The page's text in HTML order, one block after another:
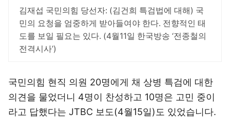
김재섭 국민의힘 당선자: (김건희 특검법에 대해) 국
민의 요청을 엄중하게 받아들여야 한다. 전향적인 태
도를 보일 필요는 있다. (4월11일 한국방송 ‘전종철의
전격시사’)
국민의힘 현직 의원 20명에게 채 상병 특검에 대한
의견을 물었더니 4명이 찬성하고 10명은 고민 중이
라고 답했다는 JTBC 보도(4월15일)도 있었습니다.